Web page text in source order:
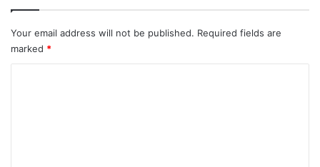
Your email address will not be published. Required fields are
marked *